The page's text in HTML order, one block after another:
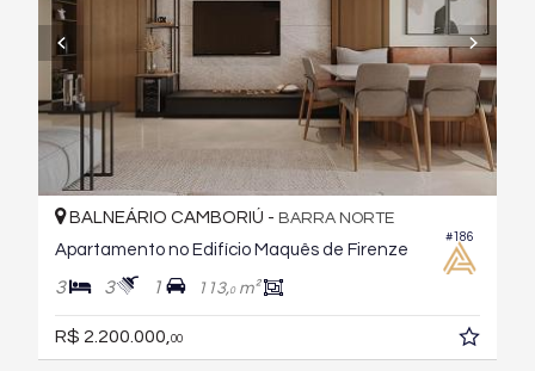
#186
BALNEÁRIO CAMBORIÚ - BARRA NORTE
Apartamento no Edifício Maquês de Firenze
3 3 1 113,0m²
R$ 2.200.000, 00